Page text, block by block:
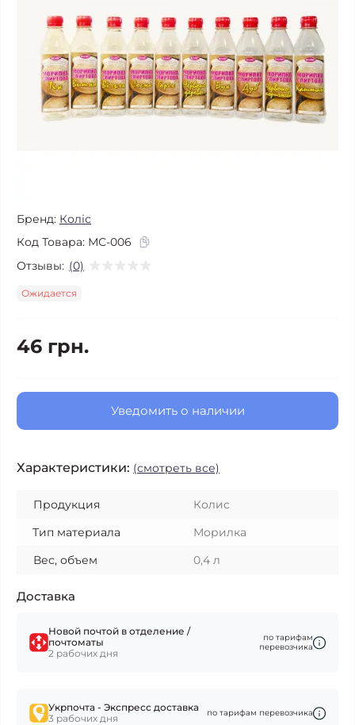
Бренд: Коліс
Код Товара: МС-006
Отзывы: (0)
Ожидается
46 грн.
Уведомить о наличии
Характеристики: (смотреть все)
Продукция
Колис
Тип материала
Морилка
Вес, объем
0,4 л
Доставка
Новой почтой в отделение /
почтоматы
2 рабочих дня
по тарифам
перевозчика
Укрпочта - Экспресс доставка
3 рабочих дня
по тарифам перевозчика